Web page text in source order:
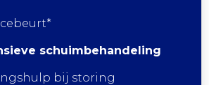
schuimbehandeling
bij storing